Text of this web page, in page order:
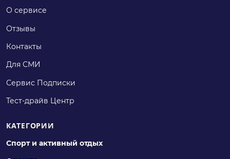
О сервисе
Отзывы
Контакты
Для СМИ
Сервис Подписки
Тест-драйв Центр
КАТЕГОРИИ
Спорт и активный отдых